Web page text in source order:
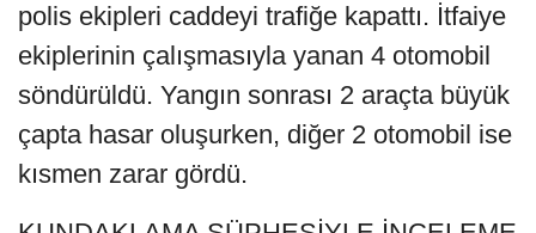
polis ekipleri caddeyi trafiğe kapattı. İtfaiye
ekiplerinin çalışmasıyla yanan 4 otomobil
söndürüldü. Yangın sonrası 2 araçta büyük
çapta hasar oluşurken, diğer 2 otomobil ise
kısmen zarar gördü.